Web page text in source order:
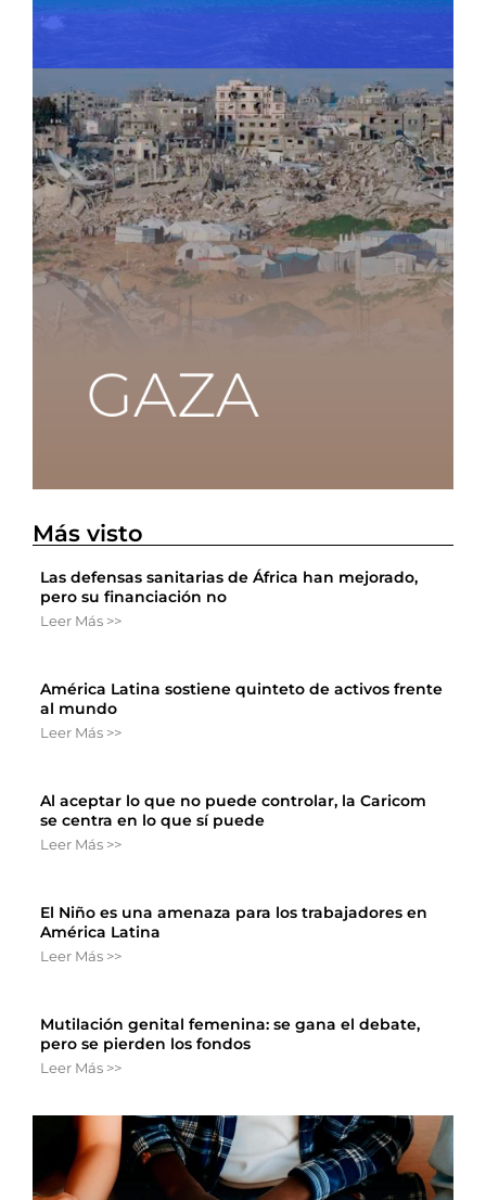
Más visto
Las defensas sanitarias de África han mejorado,
pero su financiación no
Leer Más >>
América Latina sostiene quinteto de activos frente
al mundo
Leer Más >>
Al aceptar lo que no puede controlar, la Caricom
se centra en lo que sí puede
Leer Más >>
El Niño es una amenaza para los trabajadores en
América Latina
Leer Más >>
Mutilación genital femenina: se gana el debate,
pero se pierden los fondos
Leer Más >>